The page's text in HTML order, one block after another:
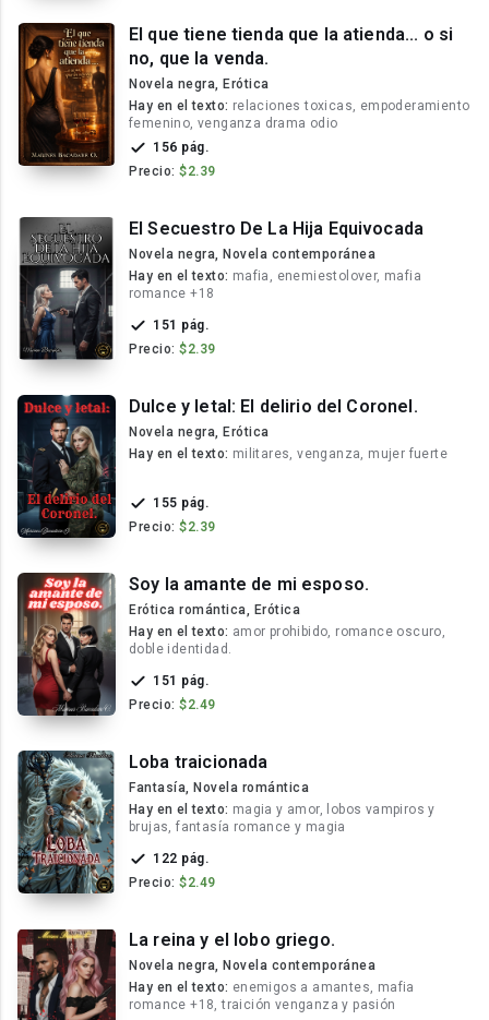
El que tiene tienda que la atienda... o si
no, que la venda.
Novela negra, Erótica
Hay en el texto: relaciones toxicas, empoderamiento
femenino, venganza drama odio
156 pág.
Precio: $2.39
El Secuestro De La Hija Equivocada
Novela negra, Novela contemporánea
Hay en el texto: mafia, enemiestolover, mafia
romance +18
151 pág.
Precio: $2.39
Dulce y letal: El delirio del Coronel.
Novela negra, Erótica
Hay en el texto:
militares, venganza, mujer fuerte
155 pág.
Precio: $2.39
Soy la amante de mi esposo.
Erótica romántica, Erótica
Hay en el texto: amor prohibido, romance oscuro,
doble identidad.
151 pág.
Precio: $2.49
Loba traicionada
Fantasía, Novela romántica
Hay en el texto: magia y amor, lobos vampiros y
brujas, fantasía romance y magia
122 pág.
Precio: $2.49
La reina y el lobo griego.
Novela negra, Novela contemporánea
Hay en el texto: enemigos a amantes, mafia
romance +18, traición venganza y pasión